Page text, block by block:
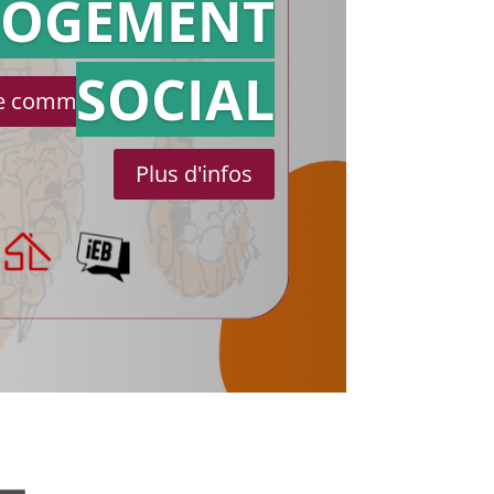
référé
communiqué de presse
SOCIAL
Plus d'infos